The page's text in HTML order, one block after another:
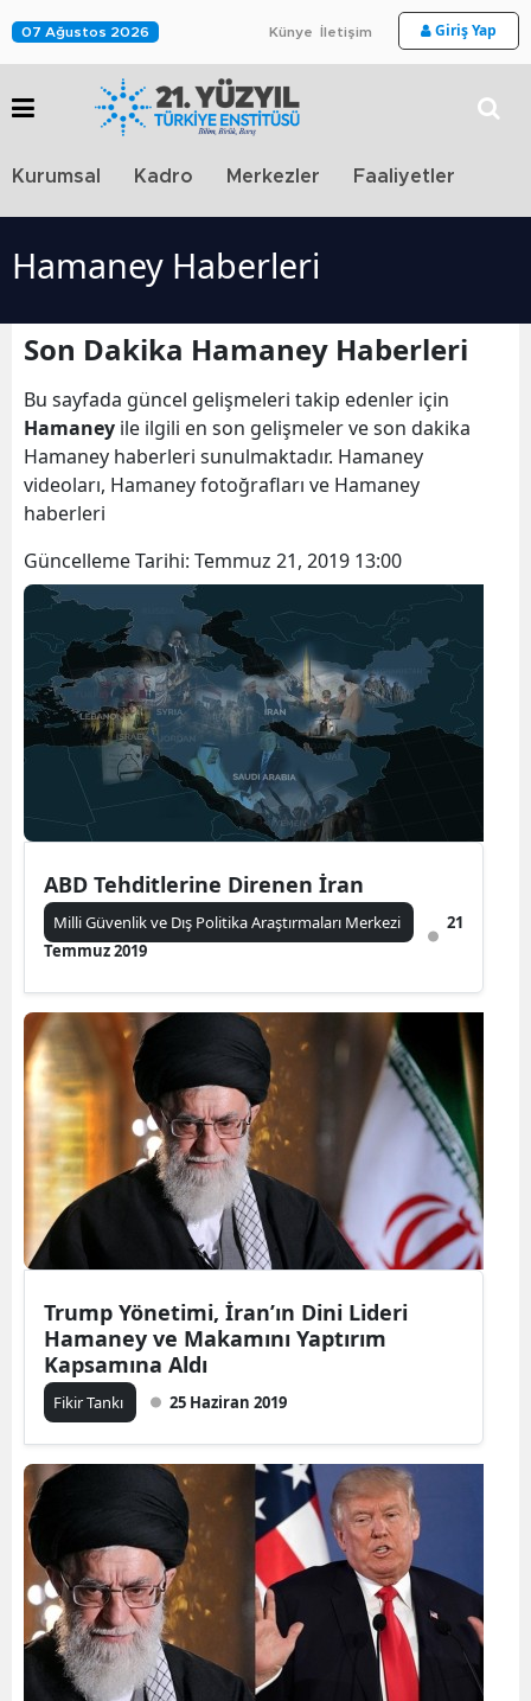
07 Ağustos 2026 Künye İletişim Giriş Yap
Kurumsal Kadro Merkezler Faaliyetler
Hamaney Haberleri
Son Dakika Hamaney Haberleri
Bu sayfada güncel gelişmeleri takip edenler için
Hamaney ile ilgili en son gelişmeler ve son dakika
Hamaney haberleri sunulmaktadır. Hamaney
videoları, Hamaney fotoğrafları ve Hamaney
haberleri
Güncelleme Tarihi: Temmuz 21, 2019 13:00
ABD Tehditlerine Direnen İran
Milli Güvenlik ve Dış Politika Araştırmaları Merkezi
21
Temmuz 2019
Trump Yönetimi, İran’ın Dini Lideri
Hamaney ve Makamını Yaptırım
Kapsamına Aldı
Fikir Tankı 25 Haziran 2019